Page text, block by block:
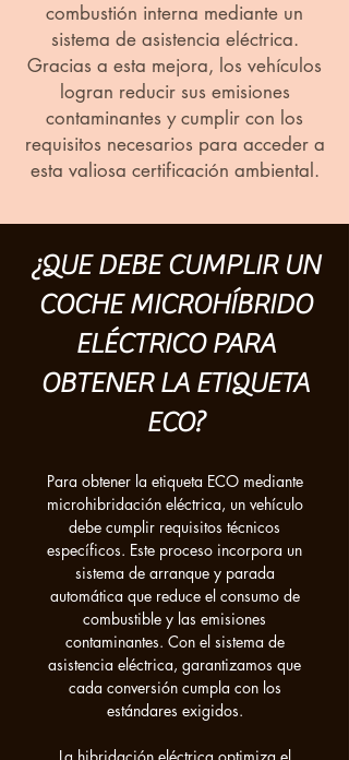
combustión interna mediante un
sistema de asistencia eléctrica.
Gracias a esta mejora, los vehículos
logran reducir sus emisiones
contaminantes y cumplir con los
requisitos necesarios para acceder a
esta valiosa certificación ambiental.
¿QUE DEBE CUMPLIR UN
COCHE MICROHÍBRIDO
ELÉCTRICO PARA
OBTENER LA ETIQUETA
ECO?
Para obtener la etiqueta ECO mediante
microhibridación eléctrica, un vehículo
debe cumplir requisitos técnicos
específicos. Este proceso incorpora un
sistema de arranque y parada
automática que reduce el consumo de
combustible y las emisiones
contaminantes. Con el sistema de
asistencia eléctrica, garantizamos que
cada conversión cumpla con los
estándares exigidos.